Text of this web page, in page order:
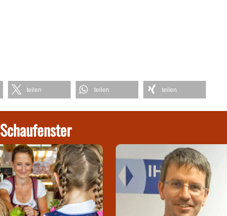
teilen teilen teilen
Schaufenster